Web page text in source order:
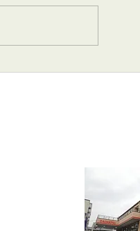
2026年 7月1